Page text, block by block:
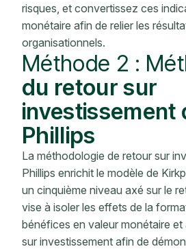
risques, et convertissez ces
monétaire afin de relier les
organisationnels.
Méthode 2 :
du retour sur
investissement
Phillips
La méthodologie de retour sur
Phillips enrichit le modèle de
un cinquième niveau axé sur le
vise à isoler les effets de la
bénéfices en valeur monétaire
sur investissement afin de